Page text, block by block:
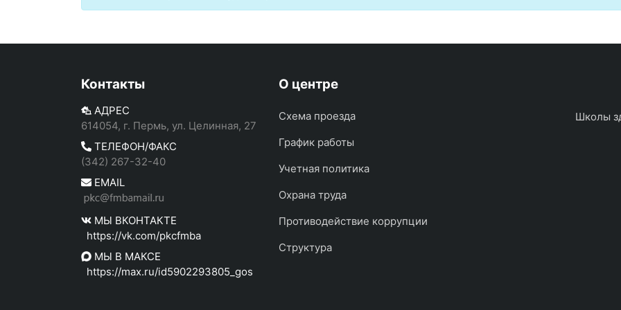
Контакты
АДРЕС
614054, г. Пермь, ул. Целинная, 27
ТЕЛЕФОН/ФАКС
(342) 267-32-40
EMAIL
МЫ ВКОНТАКТЕ
https://vk.com/pkcfmba
МЫ В МАКСЕ
https://max.ru/id5902293805_gos
О центре
Схема проезда
График работы
Учетная политика
Охрана труда
Противодействие коррупции
Структура
Школы